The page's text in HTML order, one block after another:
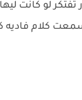
لو كانت
كلام